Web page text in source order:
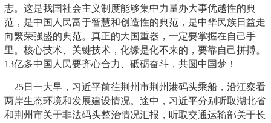
志。这是我国社会主义制度能够集中力量办大事优越性的典
范，是中国人民富于智慧和创造性的典范，是中华民族日益走
向繁荣强盛的典范。真正的大国重器，一定要掌握在自己手
里。核心技术、关键技术，化缘是化不来的，要靠自己拼搏。
13亿多中国人民要齐心合力、砥砺奋斗，共圆中国梦！
25日一大早，习近平前往荆州市荆州港码头乘船，沿江察看
两岸生态环境和发展建设情况。途中，习近平分别听取湖北省
和荆州市关于非法码头整治情况汇报，听取交通运输部关于长